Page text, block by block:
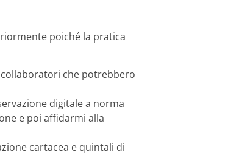
poiché la pratica
che potrebbero
digitale a norma
e poi affidarmi alla
cartacea e quintali di